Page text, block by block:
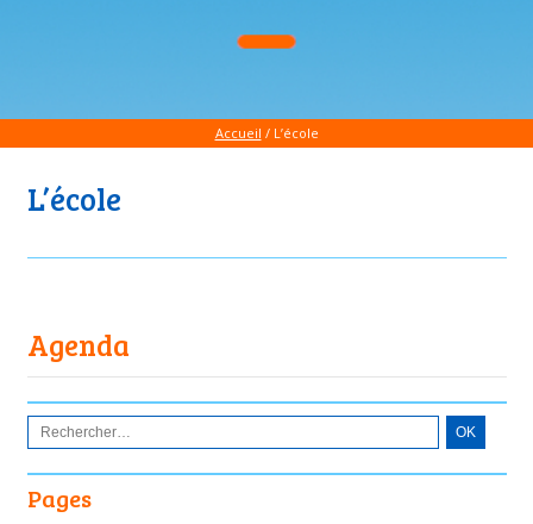
Accueil / L’école
L’école
Agenda
Pages